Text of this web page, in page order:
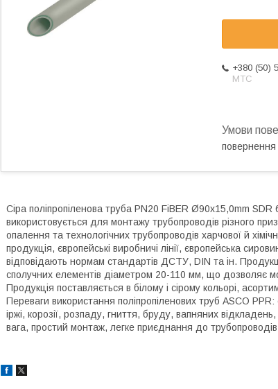
+380 (50)
МТС
повернення
Сіра поліпропіленова труба PN20 FiBER Ø90x15,0mm
використовується для монтажу трубопроводів різного
опалення та технологічних трубопроводів харчової й
продукція, європейські виробничі лінії, європейська
відповідають нормам стандартів ДСТУ, DIN та ін.
сполучних елементів діаметром 20-110 мм, що дозволяє
Продукція поставляється в білому і сірому кольорі,
Переваги використання поліпропіленових труб ASCO PPR:
іржі, корозії, розпаду, гниття, бруду, вапняних
вага, простий монтаж, легке приєднання до трубопроводів